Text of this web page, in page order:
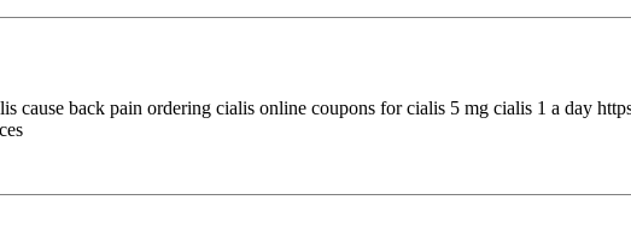
cause back pain ordering cialis online coupons for cialis 5 mg cialis 1 a day